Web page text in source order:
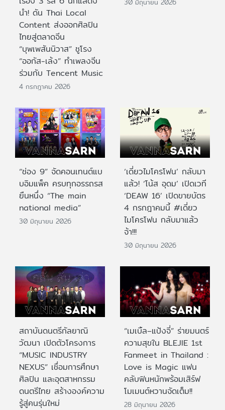
นำ! ดัน Thai Local
Content ส่งออกศิลปิน
ไทยสู่ตลาดจีน
“บุพเพสันนิวาส” ชูโรง
“ออกัส-เล้ง” ทำเพลงจีน
ร่วมกับ Tencent Music
4 กรกฎาคม 2026
“ช่อง 9” จัดคอนเทนต์แบ
บอิมแพ็ค ครบทุกอรรถรส
ยืนหนึ่ง “The main
national media”
30 มิถุนายน 2026
‘เดี่ยวไมโครโฟน’ กลับมา
แล้ว! ‘โน้ส อุดม’ เปิดเวที
‘DEAW 16’ เปิดขายบัตร
4 กรกฎาคมนี้ #เดี่ยว
ไมโครโฟน กลับมาแล้ว
จ้า!!!
30 มิถุนายน 2026
สถาบันดนตรีกัลยาณิ
วัฒนา เปิดตัวโครงการ
“MUSIC INDUSTRY
NEXUS” เชื่อมการศึกษา
ศิลปิน และอุตสาหกรรม
ดนตรีไทย สร้างองค์ความ
รู้สู่คนรุ่นใหม่
“เมเบิ้ล–แป้งจี่” ร่ายมนตร์
ความสุขใน BLEJIE 1st
Fanmeet in Thailand :
Love is Magic แฟน
คลับฟินหนักพร้อมเสิร์ฟ
โมเมนต์หวานจัดเต็ม!!
28 มิถุนายน 2026